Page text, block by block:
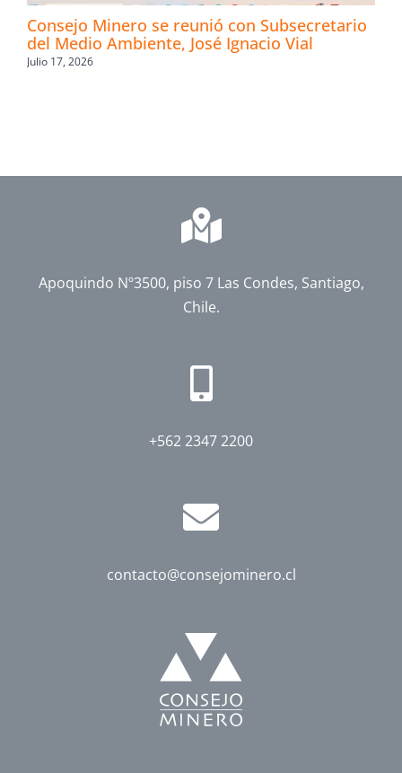
Consejo Minero se reunió con Subsecretario
del Medio Ambiente, José Ignacio Vial
Julio 17, 2026
Apoquindo Nº3500, piso 7 Las Condes, Santiago,
Chile.
+562 2347 2200
contacto@consejominero.cl